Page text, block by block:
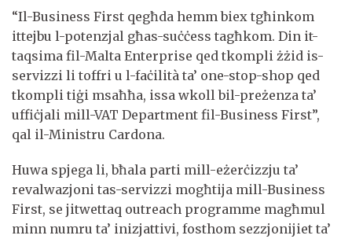
“Il-Business First qegħda hemm biex tgħinkom
ittejbu l-potenzjal għas-suċċess tagħkom. Din it-
taqsima fil-Malta Enterprise qed tkompli żżid is-
servizzi li toffri u l-faċilità ta’ one-stop-shop qed
tkompli tiġi msaħħa, issa wkoll bil-preżenza ta’
uffiċjali mill-VAT Department fil-Business First”,
qal il-Ministru Cardona.
Huwa spjega li, bħala parti mill-eżerċizzju ta’
revalwazjoni tas-servizzi mogħtija mill-Business
First, se jitwettaq outreach programme magħmul
minn numru ta’ inizjattivi, fosthom sezzjonijiet ta’